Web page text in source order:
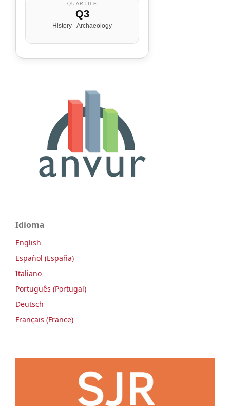
QUARTILE
Q3
History - Archaeology
Idioma
English
Español (España)
Italiano
Português (Portugal)
Deutsch
Français (France)